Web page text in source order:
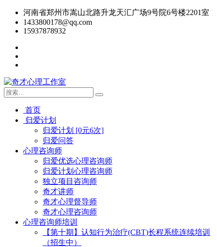
河南省郑州市嵩山北路升龙天汇广场9号院6号楼2201室
1433800178@qq.com
15937878932
首页
归爱计划
归爱计划 [0元6次]
归爱问答
心理咨询师
归爱优选心理咨询师
归爱计划心理咨询师
独立项目咨询师
奇才讲师
奇才心理督导师
奇才心理咨询师
心理咨询师培训
【第十期】认知行为治疗(CBT)长程系统连续培训
（招生中）